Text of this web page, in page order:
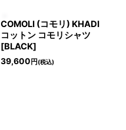
COMOLI (コモリ) KHADI
コットン コモリシャツ
[BLACK]
39,600 円 (税込)